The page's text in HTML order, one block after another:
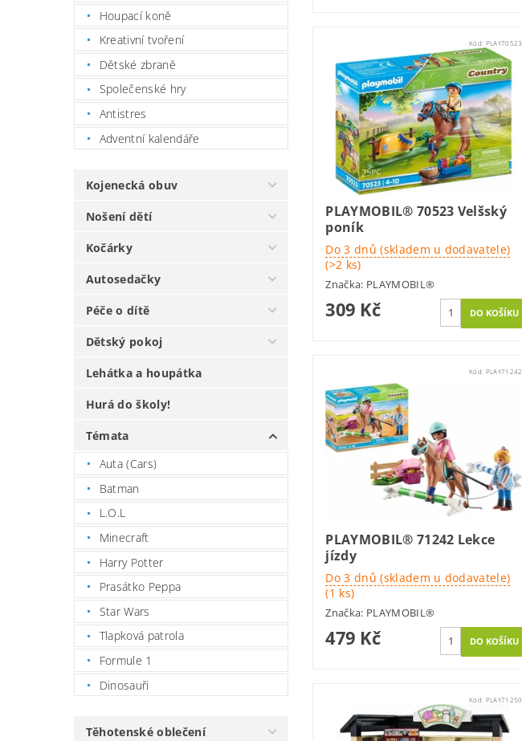
Houpací koně
Kreativní tvoření
Dětské zbraně
Společenské hry
Antistres
Adventní kalendáře
Kojenecká obuv
Nošení dětí
Kočárky
Autosedačky
Péče o dítě
Dětský pokoj
Lehátka a houpátka
Hurá do školy!
Témata
Auta (Cars)
Batman
L.O.L
Minecraft
Harry Potter
Prasátko Peppa
Star Wars
Tlapková patrola
Formule 1
Dinosauři
Těhotenské oblečení
Kód: PLAY70523
PLAYMOBIL® 70523 Velšský
poník
Do 3 dnů (skladem u dodavatele)
(>2 ks)
Značka: PLAYMOBIL®
309 Kč
Kód: PLAY71242
PLAYMOBIL® 71242 Lekce
jízdy
Do 3 dnů (skladem u dodavatele)
(1 ks)
Značka: PLAYMOBIL®
479 Kč
Kód: PLAY71250